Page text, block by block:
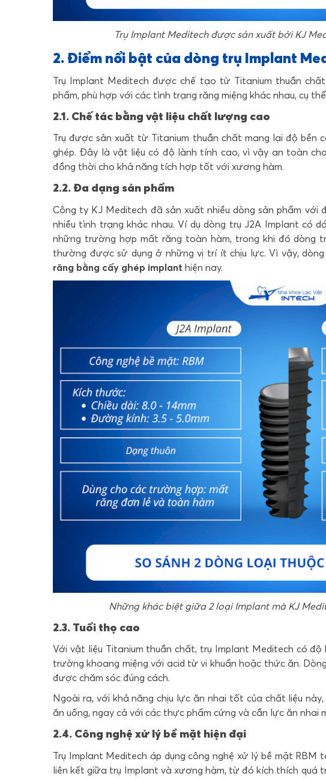
Trụ Implant Meditech được sản xuất bởi KJ
2. Điểm nổi bật của dòng trụ Implant
Trụ Implant Meditech được chế tạo từ Titanium thuần
phẩm, phù hợp với các tình trạng răng miệng khác nhau, cụ
2.1. Chế tác bằng vật liệu chất lượng cao
Trụ được sản xuất từ Titanium thuần chất mang lại độ bền
ghép. Đây là vật liệu có độ lành tính cao, vì vậy an toàn
đồng thời cho khả năng tích hợp tốt với xương hàm.
2.2. Đa dạng sản phẩm
Công ty KJ Meditech đã sản xuất nhiều dòng sản phẩm với
nhiều tình trạng khác nhau. Ví dụ dòng trụ J2A Implant có
những trường hợp mất răng toàn hàm, trong khi đó dòng
thường được sử dụng ở những vị trí ít chịu lực. Vì vậy,
răng bằng cấy ghép implant hiện nay.
Những khác biệt giữa 2 loại Implant mà KJ
2.3. Tuổi thọ cao
Với vật liệu Titanium thuần chất, trụ Implant Meditech có độ
trường khoang miệng với acid từ vi khuẩn hoặc thức ăn.
được chăm sóc đúng cách.
Ngoài ra, với khả năng chịu lực ăn nhai tốt của chất liệu
ăn uống, ngay cả với các thực phẩm cứng và cần lực ăn nhai
2.4. Công nghệ xử lý bề mặt hiện đại
Trụ Implant Meditech áp dụngcông nghệ xử lý bề mặt RBM
liên kết giữa trụ Implant và xương hàm, từ đó kích thích quá